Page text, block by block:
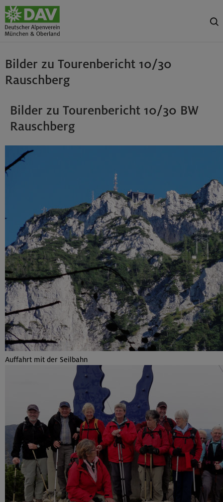
Bilder zu Tourenbericht 10/30
Rauschberg
Bilder zu Tourenbericht 10/30 BW
Rauschberg
Auffahrt mit der Seilbahn